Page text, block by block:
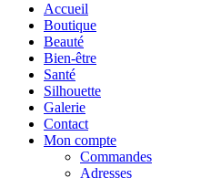
Accueil
Boutique
Beauté
Bien-être
Santé
Silhouette
Galerie
Contact
Mon compte
Commandes
Adresses